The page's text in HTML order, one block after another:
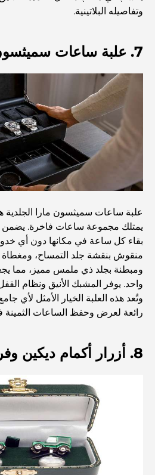
استكشف أكثر مناطق دبي حيوية
بطاقات الائتمان في الإمارات
للإنفاق الذكي
مستشفى في مركز دبي المالي
المستوى في دبي
صالات رياضية في مركز دبي
البدنية بأسلوب حياة الأعمال
أندر سيارة في العالم: أساطير
منصات التداول في الإمارات
العصريين
نادي شاطئ العائلة في دبي: حيث
المخطط الرئيسي لتلال دبي: رؤية
مطعم دار أوبرا دبي: حيث يلتقي
أغلى ماركات البدلات التي تُعرّف
وتفاصيله البلاتينية.
7. علبة ساعات سميثسون مارا الجلدية
علبة ساعات سميثسون مارا الجلدية
يمتلك مجموعة ساعات فاخرة. يضمن
بقاء كل ساعة في مكانها دون أي
منقوش بنقشة جلد التمساح، ومغطاة
ومبطنة بجلد ذي ملمس مميز، مما
واحد. يوفر المشبك الأنيق ونظام
وتُعد هذه العلبة الخيار الأمثل لأي
رائعة لعرض وحفظ الساعات الثمينة
8. أزرار أكمام ديكين وفرانسيس